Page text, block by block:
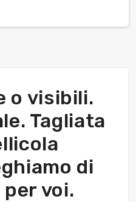
o visibili.
Tagliata
di
voi.